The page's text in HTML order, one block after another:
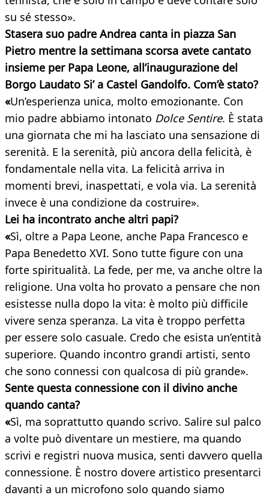
su sé stesso».
Stasera suo padre Andrea canta in piazza San
Pietro mentre la settimana scorsa avete cantato
insieme per Papa Leone, all’inaugurazione del
Borgo Laudato Si’ a Castel Gandolfo. Com’è stato?
«Un’esperienza unica, molto emozionante. Con
mio padre abbiamo intonato Dolce Sentire. È stata
una giornata che mi ha lasciato una sensazione di
serenità. E la serenità, più ancora della felicità, è
fondamentale nella vita. La felicità arriva in
momenti brevi, inaspettati, e vola via. La serenità
invece è una condizione da costruire».
Lei ha incontrato anche altri papi?
«Sì, oltre a Papa Leone, anche Papa Francesco e
Papa Benedetto XVI. Sono tutte figure con una
forte spiritualità. La fede, per me, va anche oltre la
religione. Una volta ho provato a pensare che non
esistesse nulla dopo la vita: è molto più difficile
vivere senza speranza. La vita è troppo perfetta
per essere solo casuale. Credo che esista un’entità
superiore. Quando incontro grandi artisti, sento
che sono connessi con qualcosa di più grande».
Sente questa connessione con il divino anche
quando canta?
«Sì, ma soprattutto quando scrivo. Salire sul palco
a volte può diventare un mestiere, ma quando
scrivi e registri nuova musica, senti davvero quella
connessione. È nostro dovere artistico presentarci
davanti a un microfono solo quando siamo